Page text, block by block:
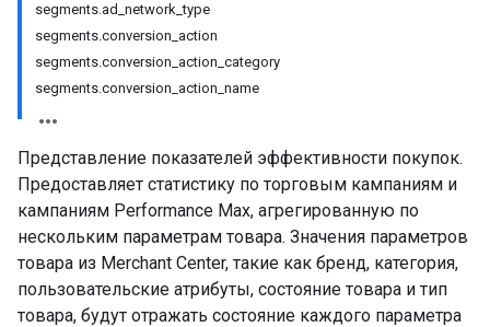
segments.ad_network_type
segments.conversion_action
segments.conversion_action_category
segments.conversion_action_name
Представление показателей эффективности покупок.
Предоставляет статистику по торговым кампаниям и
кампаниям Performance Max, агрегированную по
нескольким параметрам товара. Значения параметров
товара из Merchant Center, такие как бренд, категория,
пользовательские атрибуты, состояние товара и тип
товара, будут отражать состояние каждого параметра